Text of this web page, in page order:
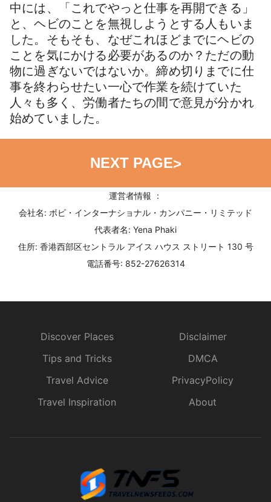
中には、「これでやっと仕事を再開できる」
と、ヘビのことを無視しようとする人もいま
した。そもそも、なぜこれほどまでにヘビの
ことを気にかける必要があるのか？ただの動
物に過ぎないではないか。締め切りまでに仕
事を終わらせたい一心で作業を続けていた
人々も多く、労働者たちの間で意見が分かれ
始めていました。
NEXT PAGE>
運営者情報 ：
会社名: ボビ・インターナショナル・カンパニー・リミテッド
代表者名: Yena Phaki
住所: 香港西部区セントラル アイス ハウス ストリート 130 号
電話番号: 852-27626314
Discover Places
Tips and Tricks
Travel Advice
Travel Inspiration
Disclaimer
DMCA
PrivacyPolicy
About